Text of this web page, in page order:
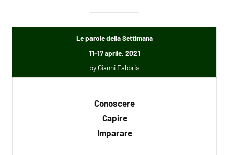
Le parole della Settimana
11-17 aprile, 2021
by Gianni Fabbris
Conoscere
Capire
Imparare